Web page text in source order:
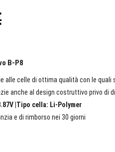
B-P8
alle celle di ottima qualità con le quali
anche al design costruttivo privo di
|Tipo cella: Li-Polymer
e di rimborso nei 30 giorni